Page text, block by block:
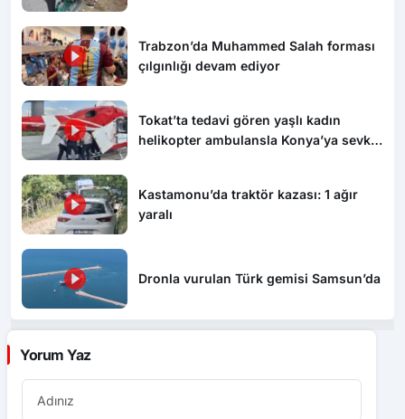
Trabzon’da Muhammed Salah forması
çılgınlığı devam ediyor
Tokat’ta tedavi gören yaşlı kadın
helikopter ambulansla Konya’ya sevk
Kastamonu’da traktör kazası: 1 ağır
yaralı
Dronla vurulan Türk gemisi Samsun’da
Yorum Yaz